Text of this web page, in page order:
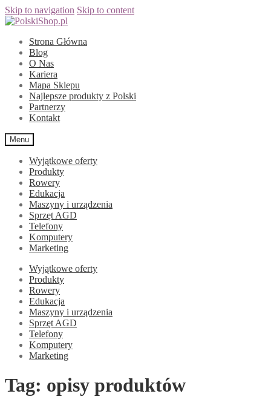
Skip to navigation Skip to content
Strona Główna
Blog
O Nas
Kariera
Mapa Sklepu
Najlepsze produkty z Polski
Partnerzy
Kontakt
Menu
Wyjątkowe oferty
Produkty
Rowery
Edukacja
Maszyny i urządzenia
Sprzęt AGD
Telefony
Komputery
Marketing
Wyjątkowe oferty
Produkty
Rowery
Edukacja
Maszyny i urządzenia
Sprzęt AGD
Telefony
Komputery
Marketing
Tag: opisy produktów